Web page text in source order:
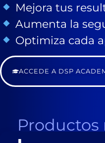
Mejora tus
Aumenta la
Optimiza cada
ACCEDE A DSP
Productos